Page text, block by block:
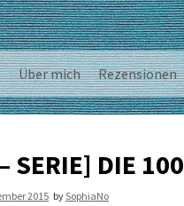
Über mich Rezensionen
SERIE] DIE 100
2015 bySophiaNo